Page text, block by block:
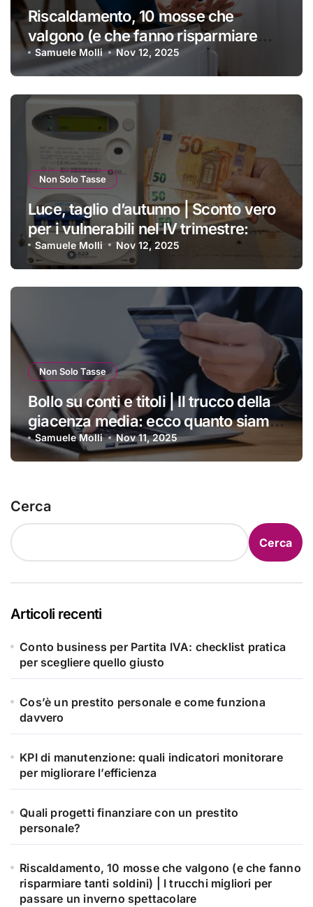
Riscaldamento, 10 mosse che
valgono (e che fanno risparmiare
tanti soldini) | I trucchi migliori per
passare un inverno spettacolare
Samuele Molli Nov 12, 2025
Non Solo Tasse
Luce, taglio d’autunno | Sconto vero
per i vulnerabili nel IV trimestre:
ecco a chi si applica e come
ottenerlo
Samuele Molli Nov 12, 2025
Non Solo Tasse
Bollo su conti e titoli | Il trucco della
giacenza media: ecco quanto siamo
costretti a pagare ogni anno
Samuele Molli Nov 11, 2025
Cerca
Cerca
Articoli recenti
Conto business per Partita IVA: checklist pratica
per scegliere quello giusto
Cos’è un prestito personale e come funziona
davvero
KPI di manutenzione: quali indicatori monitorare
per migliorare l’efficienza
Quali progetti finanziare con un prestito
personale?
Riscaldamento, 10 mosse che valgono (e che fanno
risparmiare tanti soldini) | I trucchi migliori per
passare un inverno spettacolare